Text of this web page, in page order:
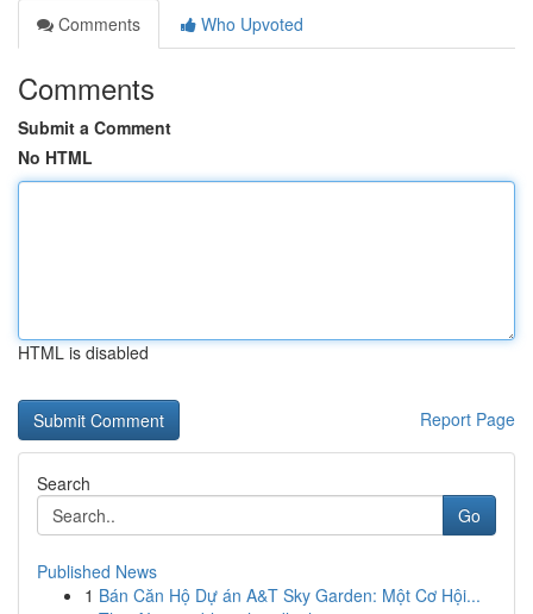
Comments
Who Upvoted
Comments
Submit a Comment
No HTML
HTML is disabled
Report Page
Search
Go
Published News
1 Bán Căn Hộ Dự án A&T Sky Garden: Một Cơ Hội...